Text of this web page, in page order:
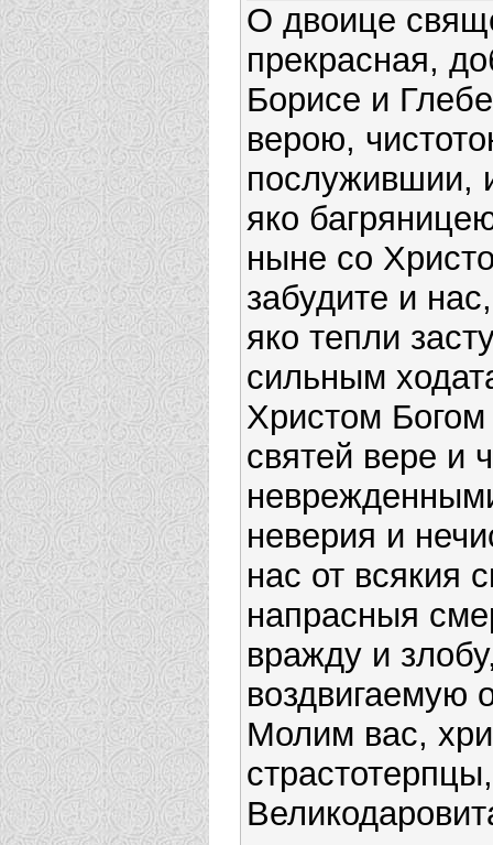
О двоице
прекрасная,
Борисе и
верою,
послужившии,
яко
ныне со
забудите и
яко тепли
сильным
Христом
святей вере и
неверия и
нас от всякия
напрасныя
вражду и
воздвигаемую
Молим вас,